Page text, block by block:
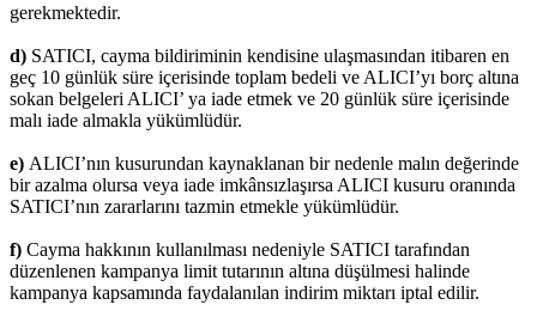
gerekmektedir.
d) SATICI, cayma bildiriminin kendisine ulaşmasından itibaren en
geç 10 günlük süre içerisinde toplam bedeli ve ALICI’yı borç altına
sokan belgeleri ALICI’ ya iade etmek ve 20 günlük süre içerisinde
malı iade almakla yükümlüdür.
e) ALICI’nın kusurundan kaynaklanan bir nedenle malın değerinde
bir azalma olursa veya iade imkânsızlaşırsa ALICI kusuru oranında
SATICI’nın zararlarını tazmin etmekle yükümlüdür.
f) Cayma hakkının kullanılması nedeniyle SATICI tarafından
düzenlenen kampanya limit tutarının altına düşülmesi halinde
kampanya kapsamında faydalanılan indirim miktarı iptal edilir.